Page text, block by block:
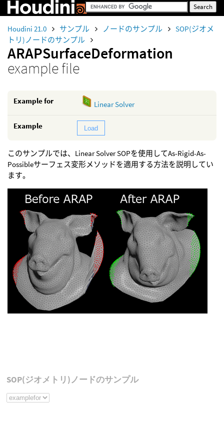
Houdini 21.0 サンプル ノードのサンプル
SOP(ジオメ
トリ)ノードのサンプル
ARAPSurfaceDeformation
example file
Example for Linear Solver
Example Load
このサンプルでは、Linear Solver SOPを使用してAs-Rigid-As-
Possibleサーフェス変形メソッドを適用する方法を説明してい
ます。
SOP(ジオメトリ)ノードのサンプル